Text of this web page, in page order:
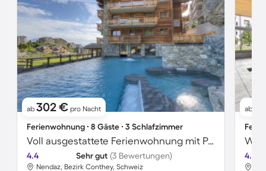
ab 302 € pro Nacht
Ferienwohnung ∙ 8 Gäste ∙ 3 Schlafzimmer
Voll ausgestattete Ferienwohnung mit Pool, Sauna und Whirlpool | Skifahren in der Nähe | Haustierfreundlich
4.4 Sehr gut (3 Bewertungen)
Nendaz, Bezirk Conthey, Schweiz
ab
4.0